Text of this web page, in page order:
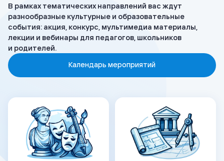
В рамках тематических направлений вас ждут
разнообразные культурные и образовательные
события: акция, конкурс, мультимедиа материалы,
лекции и вебинары для педагогов, школьников
и родителей.
Календарь мероприятий